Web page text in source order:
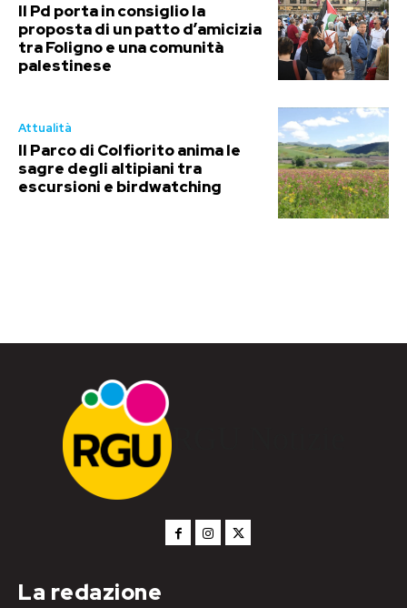
Il Pd porta in consiglio la
proposta di un patto d’amicizia
tra Foligno e una comunità
palestinese
Attualità
Il Parco di Colfiorito anima le
sagre degli altipiani tra
escursioni e birdwatching
RGU Notizie
La redazione